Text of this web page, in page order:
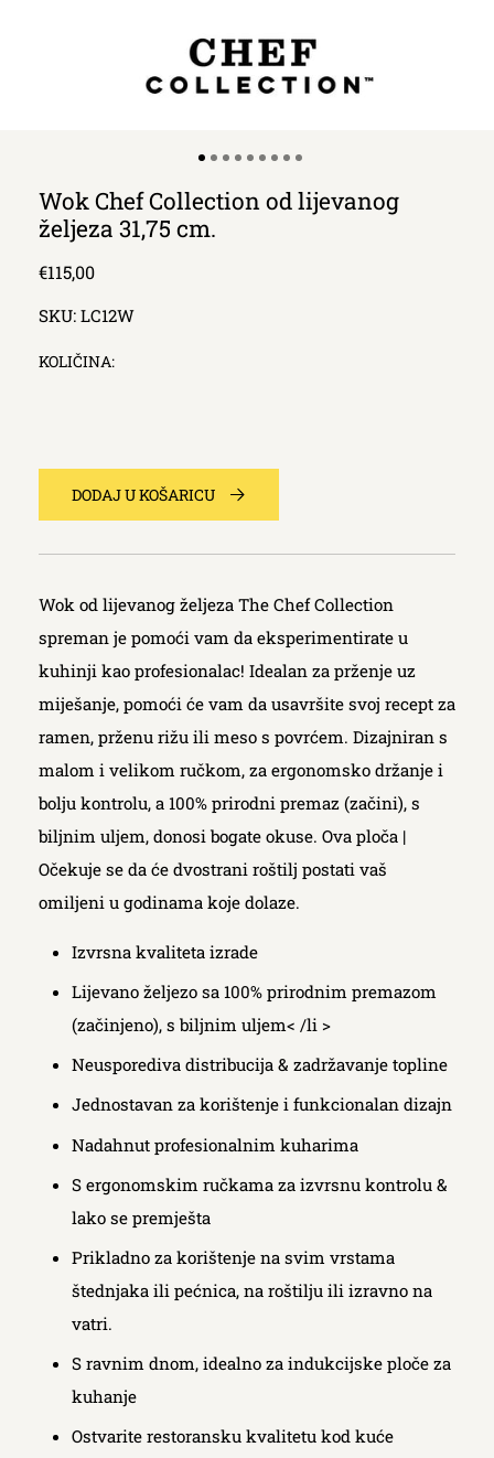
Wok Chef Collection od lijevanog
željeza 31,75 cm.
Redna
€115,00
SKU: LC12W
KOLIČINA:
DODAJ U KOŠARICU
Wok od lijevanog željeza The Chef Collection
spreman je pomoći vam da eksperimentirate u
kuhinji kao profesionalac! Idealan za prženje uz
miješanje, pomoći će vam da usavršite svoj recept za
ramen, prženu rižu ili meso s povrćem. Dizajniran s
malom i velikom ručkom, za ergonomsko držanje i
bolju kontrolu, a 100% prirodni premaz (začini), s
biljnim uljem, donosi bogate okuse. Ova ploča |
Očekuje se da će dvostrani roštilj postati vaš
omiljeni u godinama koje dolaze.
Izvrsna kvaliteta izrade
Lijevano željezo sa 100% prirodnim premazom
(začinjeno), s biljnim uljem< /li >
Neusporediva distribucija & zadržavanje topline
Jednostavan za korištenje i funkcionalan dizajn
Nadahnut profesionalnim kuharima
S ergonomskim ručkama za izvrsnu kontrolu &
lako se premješta
Prikladno za korištenje na svim vrstama
štednjaka ili pećnica, na roštilju ili izravno na
vatri.
S ravnim dnom, idealno za indukcijske ploče za
kuhanje
Ostvarite restoransku kvalitetu kod kuće